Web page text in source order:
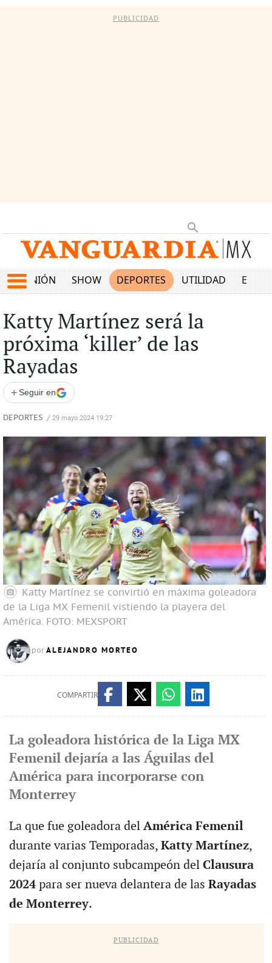
PUBLICIDAD
OPINIÓN SHOW DEPORTES UTILIDAD
Katty Martínez será la
próxima ‘killer’ de las
Rayadas
+ Seguir en
DEPORTES / 29 mayo 2024 19:27
Katty Martínez se convirtió en máxima goleadora
de la Liga MX Femenil vistiendo la playera del
América. FOTO: MEXSPORT
por ALEJANDRO MORTEO
COMPARTIR
La goleadora histórica de la Liga MX
Femenil dejaría a las Águilas del
América para incorporarse con
Monterrey
La que fue goleadora del América Femenil
durante varias Temporadas, Katty Martínez,
dejaría al conjunto subcampeón del Clausura
2024para ser nueva delantera de las Rayadas
de Monterrey.
PUBLICIDAD